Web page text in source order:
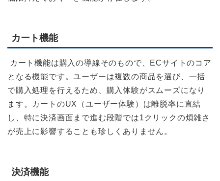
カート機能
カート機能は購入の導線そのもので、ECサイトのコア
となる機能です。ユーザーは複数の商品を選び、一括
で購入処理を行えるため、購入体験がスムーズになり
ます。カートのUX（ユーザー体験）は離脱率に直結
し、特に決済画面まで進む段階では1クリックの煩雑さ
が売上に影響することも珍しくありません。
決済機能